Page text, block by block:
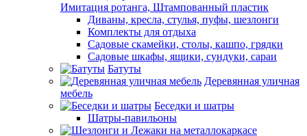
Имитация ротанга, Штампованный пластик
Диваны, кресла, стулья, пуфы, шезлонги
Комплекты для отдыха
Садовые скамейки, столы, кашпо, грядки
Садовые шкафы, ящики, сундуки, сараи
Батуты
Деревянная уличная
мебель
Беседки и шатры
Шатры-павильоны